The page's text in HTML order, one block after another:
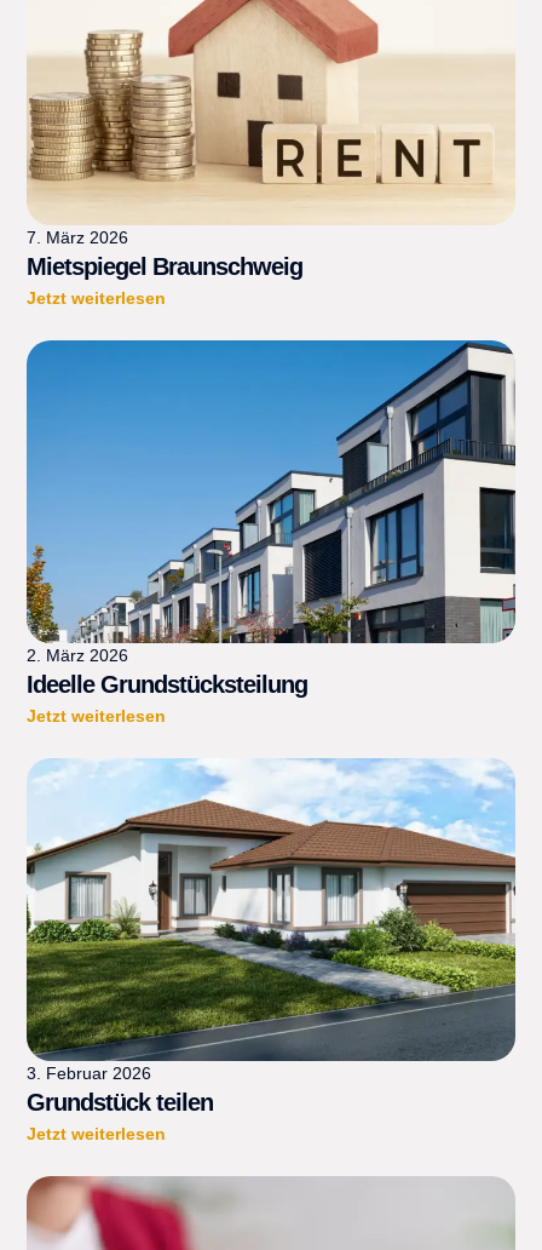
7. März 2026
Mietspiegel Braunschweig
Jetzt weiterlesen
2. März 2026
Ideelle Grundstücksteilung
Jetzt weiterlesen
3. Februar 2026
Grundstück teilen
Jetzt weiterlesen